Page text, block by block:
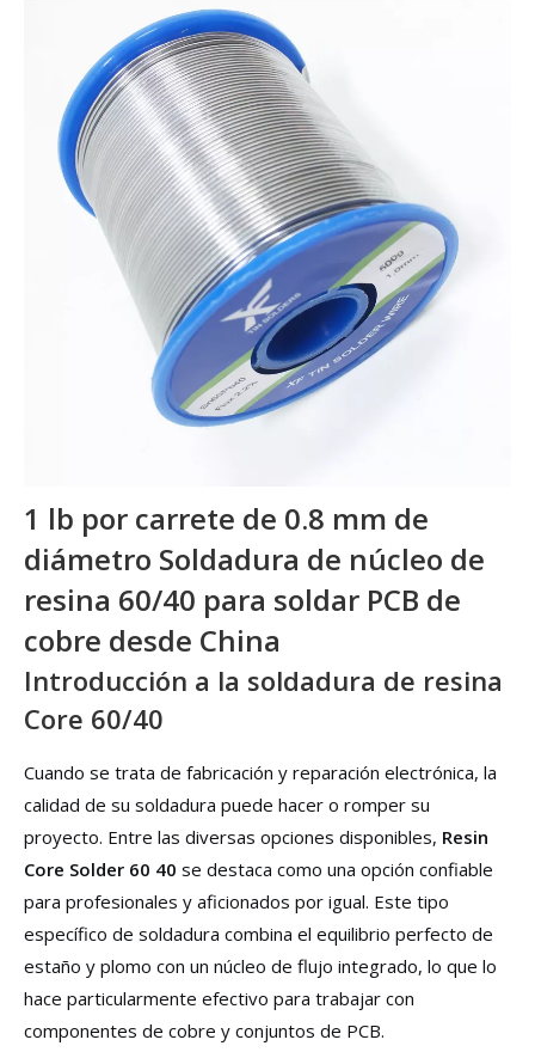
1 lb por carrete de 0.8 mm de
diámetro Soldadura de núcleo de
resina 60/40 para soldar PCB de
cobre desde China
Introducción a la soldadura de resina
Core 60/40
Cuando se trata de fabricación y reparación electrónica, la
calidad de su soldadura puede hacer o romper su
proyecto. Entre las diversas opciones disponibles, Resin
Core Solder 60 40 se destaca como una opción confiable
para profesionales y aficionados por igual. Este tipo
específico de soldadura combina el equilibrio perfecto de
estaño y plomo con un núcleo de flujo integrado, lo que lo
hace particularmente efectivo para trabajar con
componentes de cobre y conjuntos de PCB.